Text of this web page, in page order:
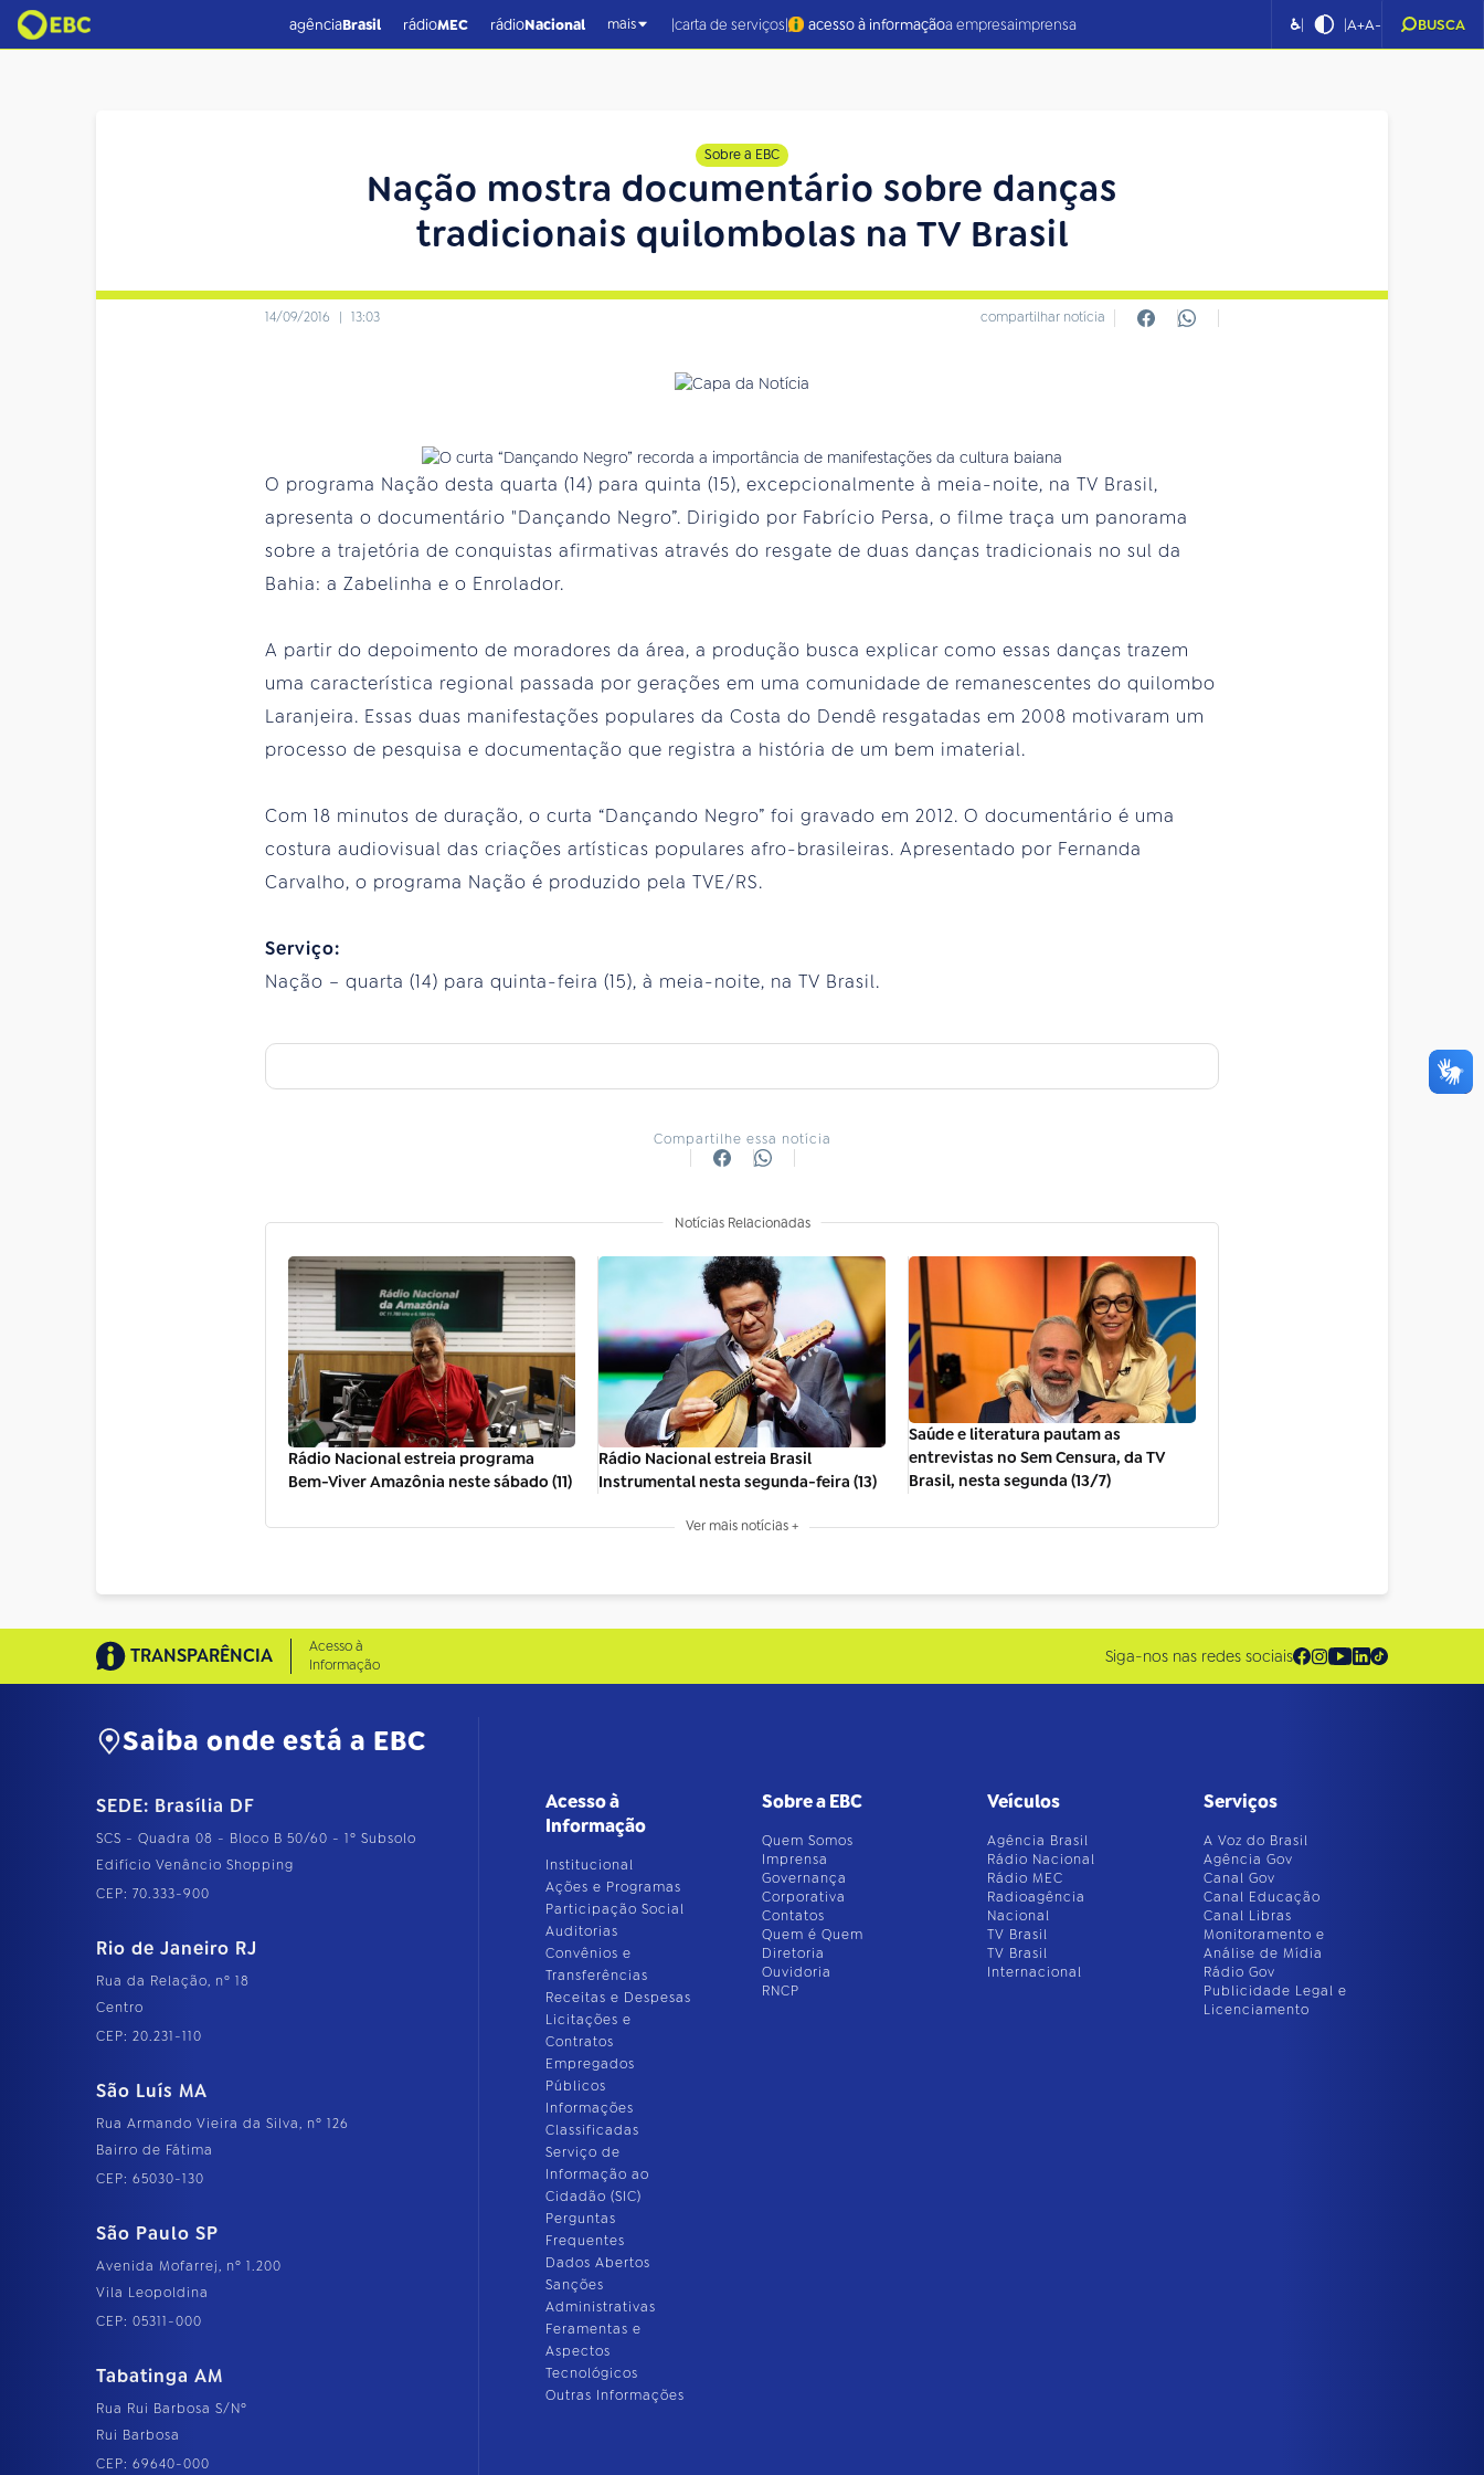
agênciaBrasil rádioMEC rádioNacional mais |carta de serviços| acesso à informaçãoa empresaimprensa ♿| |A+A- BUSCA
Sobre a EBC
Nação mostra documentário sobre danças
tradicionais quilombolas na TV Brasil
14/09/2016 | 13:03 compartilhar notícia
O programa Nação desta quarta (14) para quinta (15), excepcionalmente à meia-noite, na TV Brasil,
apresenta o documentário "Dançando Negro”. Dirigido por Fabrício Persa, o filme traça um panorama
sobre a trajetória de conquistas afirmativas através do resgate de duas danças tradicionais no sul da
Bahia: a Zabelinha e o Enrolador.
A partir do depoimento de moradores da área, a produção busca explicar como essas danças trazem
uma característica regional passada por gerações em uma comunidade de remanescentes do quilombo
Laranjeira. Essas duas manifestações populares da Costa do Dendê resgatadas em 2008 motivaram um
processo de pesquisa e documentação que registra a história de um bem imaterial.
Com 18 minutos de duração, o curta “Dançando Negro” foi gravado em 2012. O documentário é uma
costura audiovisual das criações artísticas populares afro-brasileiras. Apresentado por Fernanda
Carvalho, o programa Nação é produzido pela TVE/RS.
Serviço:
Nação – quarta (14) para quinta-feira (15), à meia-noite, na TV Brasil.
Compartilhe essa notícia
Notícias Relacionadas
Rádio Nacional estreia programa
Bem-Viver Amazônia neste sábado (11)
Rádio Nacional estreia Brasil
Instrumental nesta segunda-feira (13)
Saúde e literatura pautam as
entrevistas no Sem Censura, da TV
Brasil, nesta segunda (13/7)
Ver mais notícias +
TRANSPARÊNCIA
Acesso à
Informação
Siga-nos nas redes sociais
Saiba onde está a EBC
SEDE: Brasília DF
SCS - Quadra 08 - Bloco B 50/60 - 1º Subsolo
Edifício Venâncio Shopping
CEP: 70.333-900
Rio de Janeiro RJ
Rua da Relação, nº 18
Centro
CEP: 20.231-110
São Luís MA
Rua Armando Vieira da Silva, nº 126
Bairro de Fátima
CEP: 65030-130
São Paulo SP
Avenida Mofarrej, nº 1.200
Vila Leopoldina
CEP: 05311-000
Tabatinga AM
Rua Rui Barbosa S/Nº
Rui Barbosa
CEP: 69640-000
Acesso à
Informação
Institucional
Ações e Programas
Participação Social
Auditorias
Convênios e
Transferências
Receitas e Despesas
Licitações e
Contratos
Empregados
Públicos
Informações
Classificadas
Serviço de
Informação ao
Cidadão (SIC)
Perguntas
Frequentes
Dados Abertos
Sanções
Administrativas
Feramentas e
Aspectos
Tecnológicos
Outras Informações
Sobre a EBC
Quem Somos
Imprensa
Governança
Corporativa
Contatos
Quem é Quem
Diretoria
Ouvidoria
RNCP
Veículos
Agência Brasil
Rádio Nacional
Rádio MEC
Radioagência
Nacional
TV Brasil
TV Brasil
Internacional
Serviços
A Voz do Brasil
Agência Gov
Canal Gov
Canal Educação
Canal Libras
Monitoramento e
Análise de Mídia
Rádio Gov
Publicidade Legal e
Licenciamento